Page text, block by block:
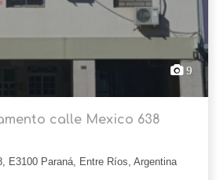
9
calle Mexico 638
E3100 Paraná, Entre Ríos, Argentina